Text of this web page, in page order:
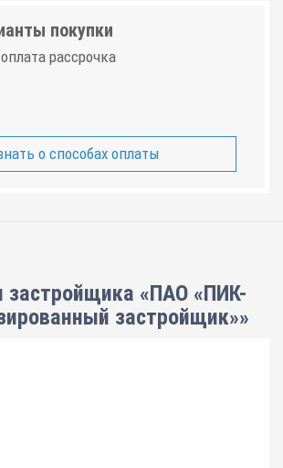
покупки
рассрочка
о способах оплаты
застройщика «ПАО «ПИК-
застройщик»»